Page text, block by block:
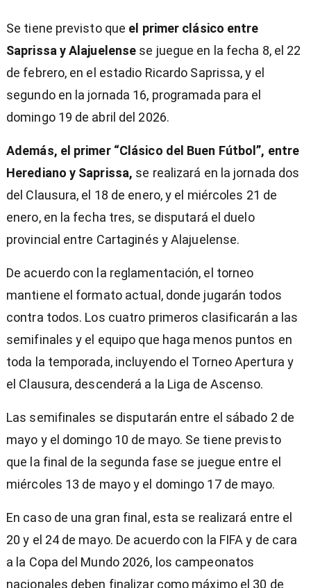
Se tiene previsto que el primer clásico entre
Saprissa y Alajuelense se juegue en la fecha 8, el 22
de febrero, en el estadio Ricardo Saprissa, y el
segundo en la jornada 16, programada para el
domingo 19 de abril del 2026.
Además, el primer “Clásico del Buen Fútbol”, entre
Herediano y Saprissa, se realizará en la jornada dos
del Clausura, el 18 de enero, y el miércoles 21 de
enero, en la fecha tres, se disputará el duelo
provincial entre Cartaginés y Alajuelense.
De acuerdo con la reglamentación, el torneo
mantiene el formato actual, donde jugarán todos
contra todos. Los cuatro primeros clasificarán a las
semifinales y el equipo que haga menos puntos en
toda la temporada, incluyendo el Torneo Apertura y
el Clausura, descenderá a la Liga de Ascenso.
Las semifinales se disputarán entre el sábado 2 de
mayo y el domingo 10 de mayo. Se tiene previsto
que la final de la segunda fase se juegue entre el
miércoles 13 de mayo y el domingo 17 de mayo.
En caso de una gran final, esta se realizará entre el
20 y el 24 de mayo. De acuerdo con la FIFA y de cara
a la Copa del Mundo 2026, los campeonatos
nacionales deben finalizar como máximo el 30 de